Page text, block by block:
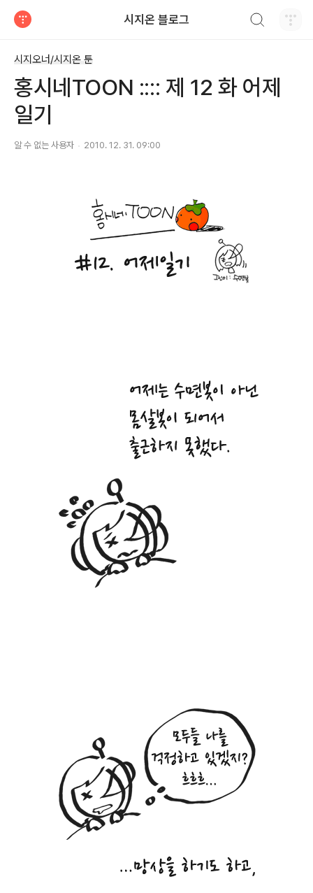
시지온 블로그
시지오너/시지온 툰
홍시네TOON :::: 제 12 화 어제
일기
알 수 없는 사용자 2010. 12. 31. 09:00